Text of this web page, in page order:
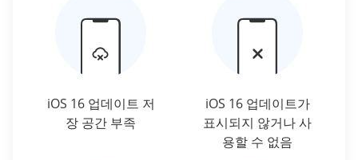
iOS 16 업데이트 저
장 공간 부족
iOS 16 업데이트가
표시되지 않거나 사
용할 수 없음